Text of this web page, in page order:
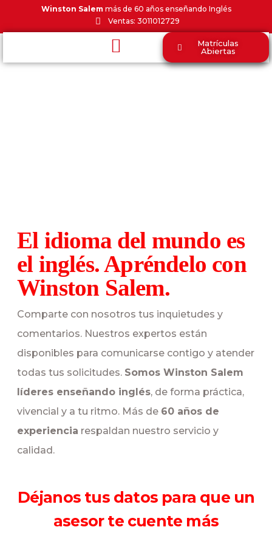
Winston Salemmás de 60 años enseñando Inglés
Ventas: 3011012729
Matrículas
Abiertas
El idioma del mundo es
el inglés. Apréndelo con
Winston Salem.
Comparte con nosotros tus inquietudes y
comentarios. Nuestros expertos están
disponibles para comunicarse contigo y atender
todas tus solicitudes. Somos Winston Salem
líderes enseñando inglés, de forma práctica,
vivencial y a tu ritmo. Más de 60 años de
experiencia respaldan nuestro servicio y
calidad.
Déjanos tus datos para que un
asesor te cuente más